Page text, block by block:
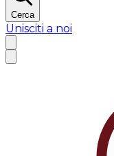
Cerca
Unisciti a noi